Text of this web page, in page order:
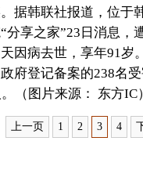
据韩联社报道，位于
分享之家”23日消息，
因病去世，享年91岁。
府登记备案的238名
（图片来源： 东方IC）
上一页 1 2 3 4